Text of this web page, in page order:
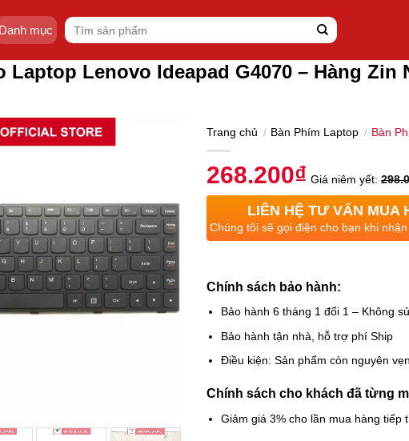
Danh mục
Tìm
kiếm:
Laptop Lenovo Ideapad G4070 – Hàng Zin
Trang chủ / Bàn Phím Laptop / Bàn
268.200₫ Giá niêm yết:
LIÊN HỆ TƯ VẤN MUA
Chúng tôi sẽ gọi điện cho bạn khi
Chính sách bảo hành:
Bảo hành 6 tháng 1 đổi 1 – Không
Bảo hành tận nhà, hỗ trợ phí Ship
Điều kiện: Sản phẩm còn nguyên
Chính sách cho khách đã từng
Giảm giá 3% cho lần mua hàng tiếp